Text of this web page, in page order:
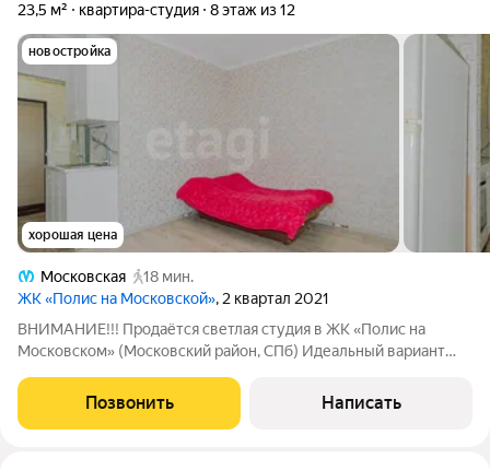
23,5 м² квартира-студия 8 этаж из 12
новостройка
хорошая цена
Московская
18 мин.
ЖК «Полис на Московской», 2 квартал 2021
ВНИМАНИЕ!!! Продаётся светлая студия в ЖК «Полис на
Московском» (Московский район, СПб) Идеальный вариант
вложения! О КВАРТИРЕ Площадь: 23,5 м компактно и
продуманно Расположение: 8-й этаж из 12,
Позвонить Написать